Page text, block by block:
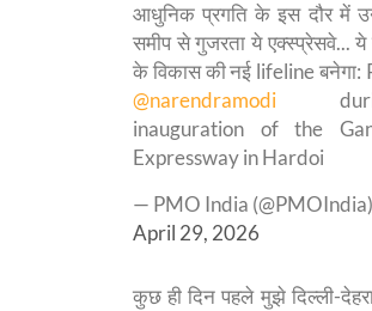
आधुनिक प्रगति के इस दौर में
समीप से गुजरता ये एक्स्प्रेसवे... ये
के विकास की नई lifeline बनेगा:
@narendramodi
inauguration of the
Expressway in Hardoi
— PMO India (@PMOIndia)
April 29, 2026
कुछ ही दिन पहले मुझे दिल्ली-